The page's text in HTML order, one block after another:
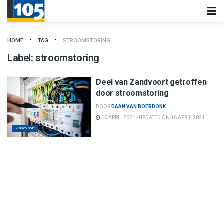
HOME TAG STROOMSTORING
Label:stroomstoring
Zandvoort
Deel van Zandvoort getroffen
door stroomstoring
DOOR DAAN VAN BOERDONK
15 APRIL 2021 - UPDATED ON 16 APRIL 2021